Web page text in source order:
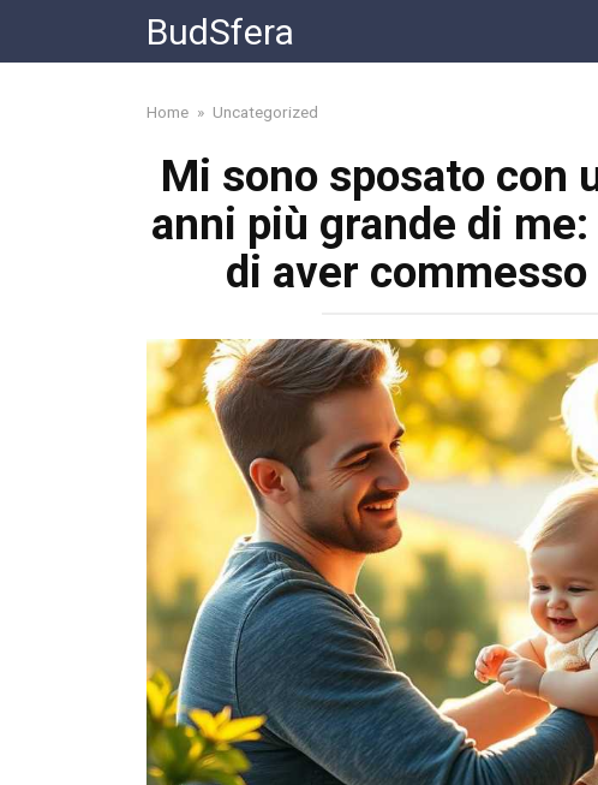
content
BudSfera
Home » Uncategorized
Mi sono sposato con
anni più grande di
di aver